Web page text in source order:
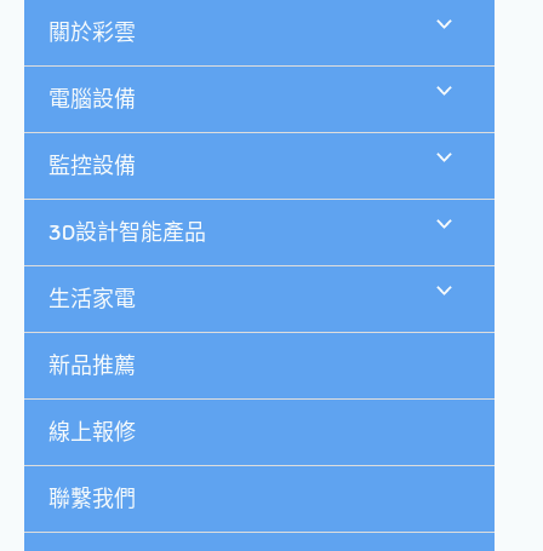
關於彩雲
電腦設備
監控設備
3D設計智能產品
生活家電
新品推薦
線上報修
聯繫我們